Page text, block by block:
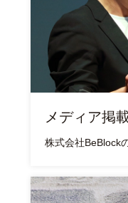
メディア掲
株式会社BeBlock